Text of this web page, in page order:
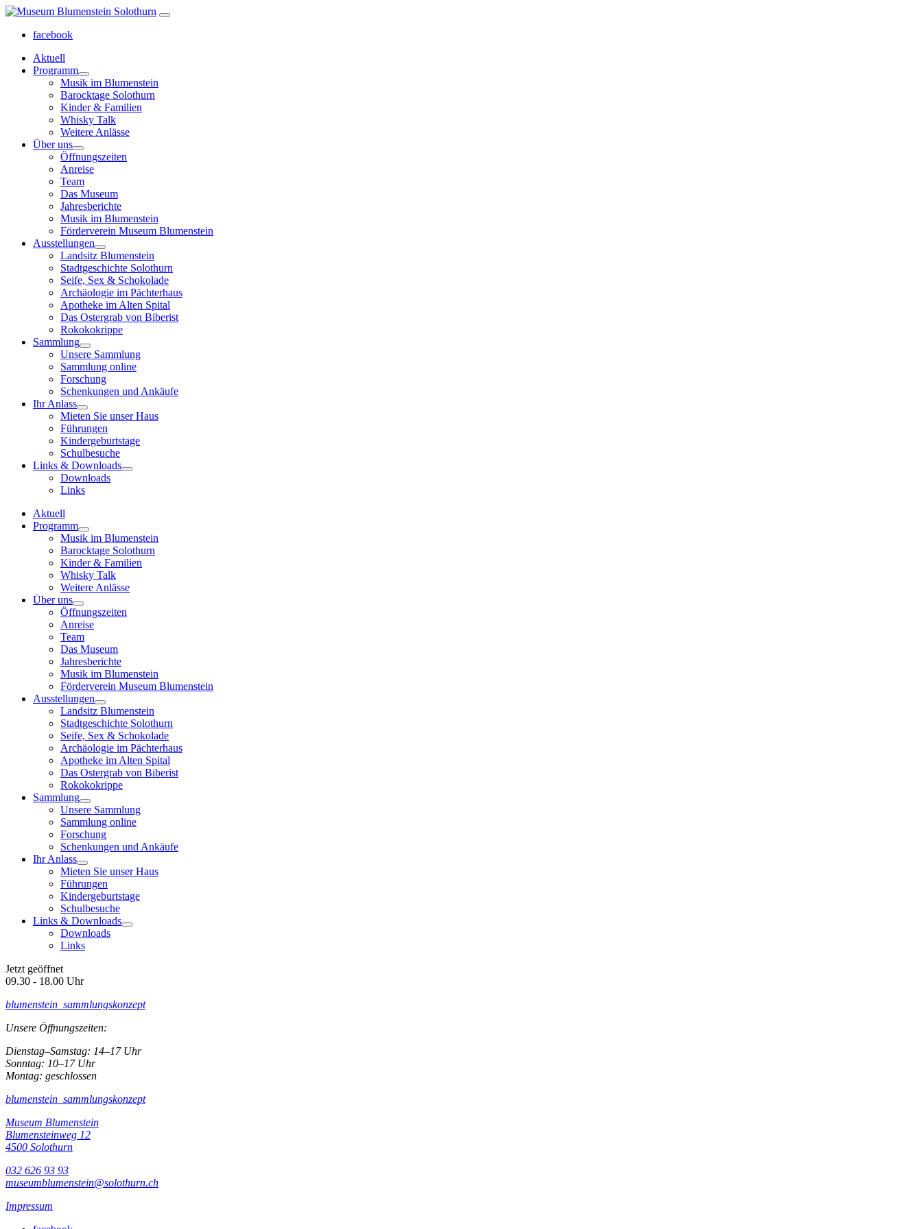
facebook
Aktuell
Programm
Musik im Blumenstein
Barocktage Solothurn
Kinder & Familien
Whisky Talk
Weitere Anlässe
Über uns
Öffnungszeiten
Anreise
Team
Das Museum
Jahresberichte
Musik im Blumenstein
Förderverein Museum Blumenstein
Ausstellungen
Landsitz Blumenstein
Stadtgeschichte Solothurn
Seife, Sex & Schokolade
Archäologie im Pächterhaus
Apotheke im Alten Spital
Das Ostergrab von Biberist
Rokokokrippe
Sammlung
Unsere Sammlung
Sammlung online
Forschung
Schenkungen und Ankäufe
Ihr Anlass
Mieten Sie unser Haus
Führungen
Kindergeburtstage
Schulbesuche
Links & Downloads
Downloads
Links
Aktuell
Programm
Musik im Blumenstein
Barocktage Solothurn
Kinder & Familien
Whisky Talk
Weitere Anlässe
Über uns
Öffnungszeiten
Anreise
Team
Das Museum
Jahresberichte
Musik im Blumenstein
Förderverein Museum Blumenstein
Ausstellungen
Landsitz Blumenstein
Stadtgeschichte Solothurn
Seife, Sex & Schokolade
Archäologie im Pächterhaus
Apotheke im Alten Spital
Das Ostergrab von Biberist
Rokokokrippe
Sammlung
Unsere Sammlung
Sammlung online
Forschung
Schenkungen und Ankäufe
Ihr Anlass
Mieten Sie unser Haus
Führungen
Kindergeburtstage
Schulbesuche
Links & Downloads
Downloads
Links
Jetzt geöffnet
09.30 - 18.00 Uhr
blumenstein_sammlungskonzept
Unsere Öffnungszeiten:
Dienstag–Samstag: 14–17 Uhr
Sonntag: 10–17 Uhr
Montag: geschlossen
blumenstein_sammlungskonzept
Museum Blumenstein
Blumensteinweg 12
4500 Solothurn
032 626 93 93
museumblumenstein@solothurn.ch
Impressum